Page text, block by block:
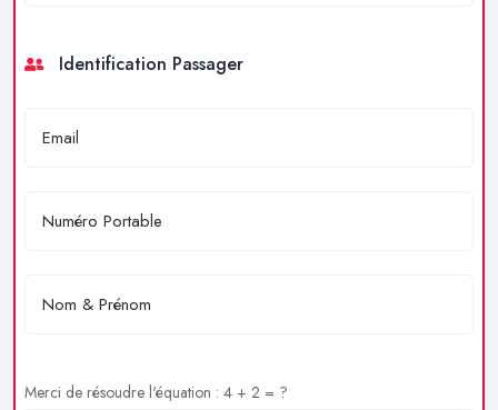
Identification Passager
Merci de résoudre l'équation : 4 + 2 = ?